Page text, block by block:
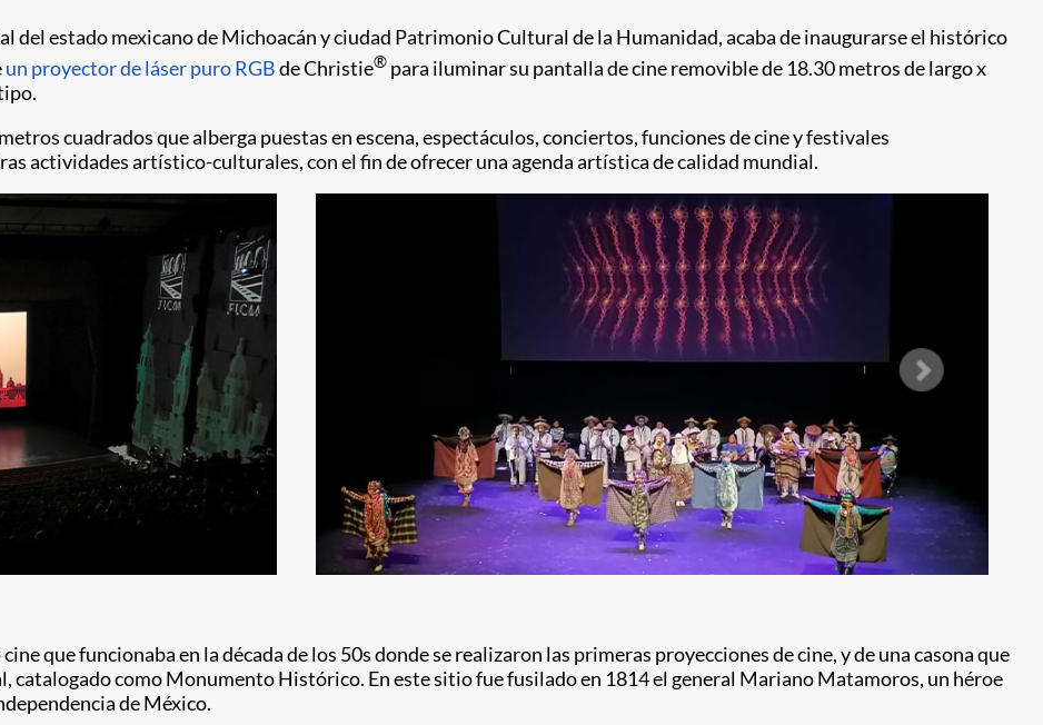
del estado mexicano de Michoacán y ciudad Patrimonio Cultural de la Humanidad, acaba de inaugurarse el histórico
un proyector de láser puro RGBde Christie® para iluminar su pantalla de cine removible de 18.30 metros de largo x
cuadrados que alberga puestas en escena, espectáculos, conciertos, funciones de cine y festivales
actividades artístico-culturales, con el fin de ofrecer una agenda artística de calidad mundial.
que funcionaba en la década de los 50s donde se realizaron las primeras proyecciones de cine, y de una casona que
catalogado como Monumento Histórico. En este sitio fue fusilado en 1814 el general Mariano Matamoros, un héroe
de México.